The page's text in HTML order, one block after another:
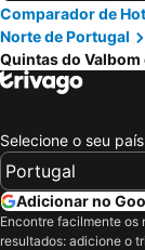
Comparador de
Norte de Portugal
Quintas do Valbom
Selecione o seu país
Adicionar no
Encontre facilmente os
resultados: adicione o